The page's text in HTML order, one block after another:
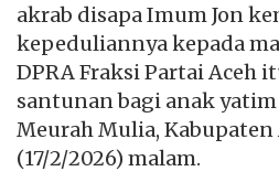
akrab disapa Imum Jon
kepeduliannya kepada
DPRA Fraksi Partai Aceh
santunan bagi anak
Meurah Mulia, Kabupaten
(17/2/2026) malam.